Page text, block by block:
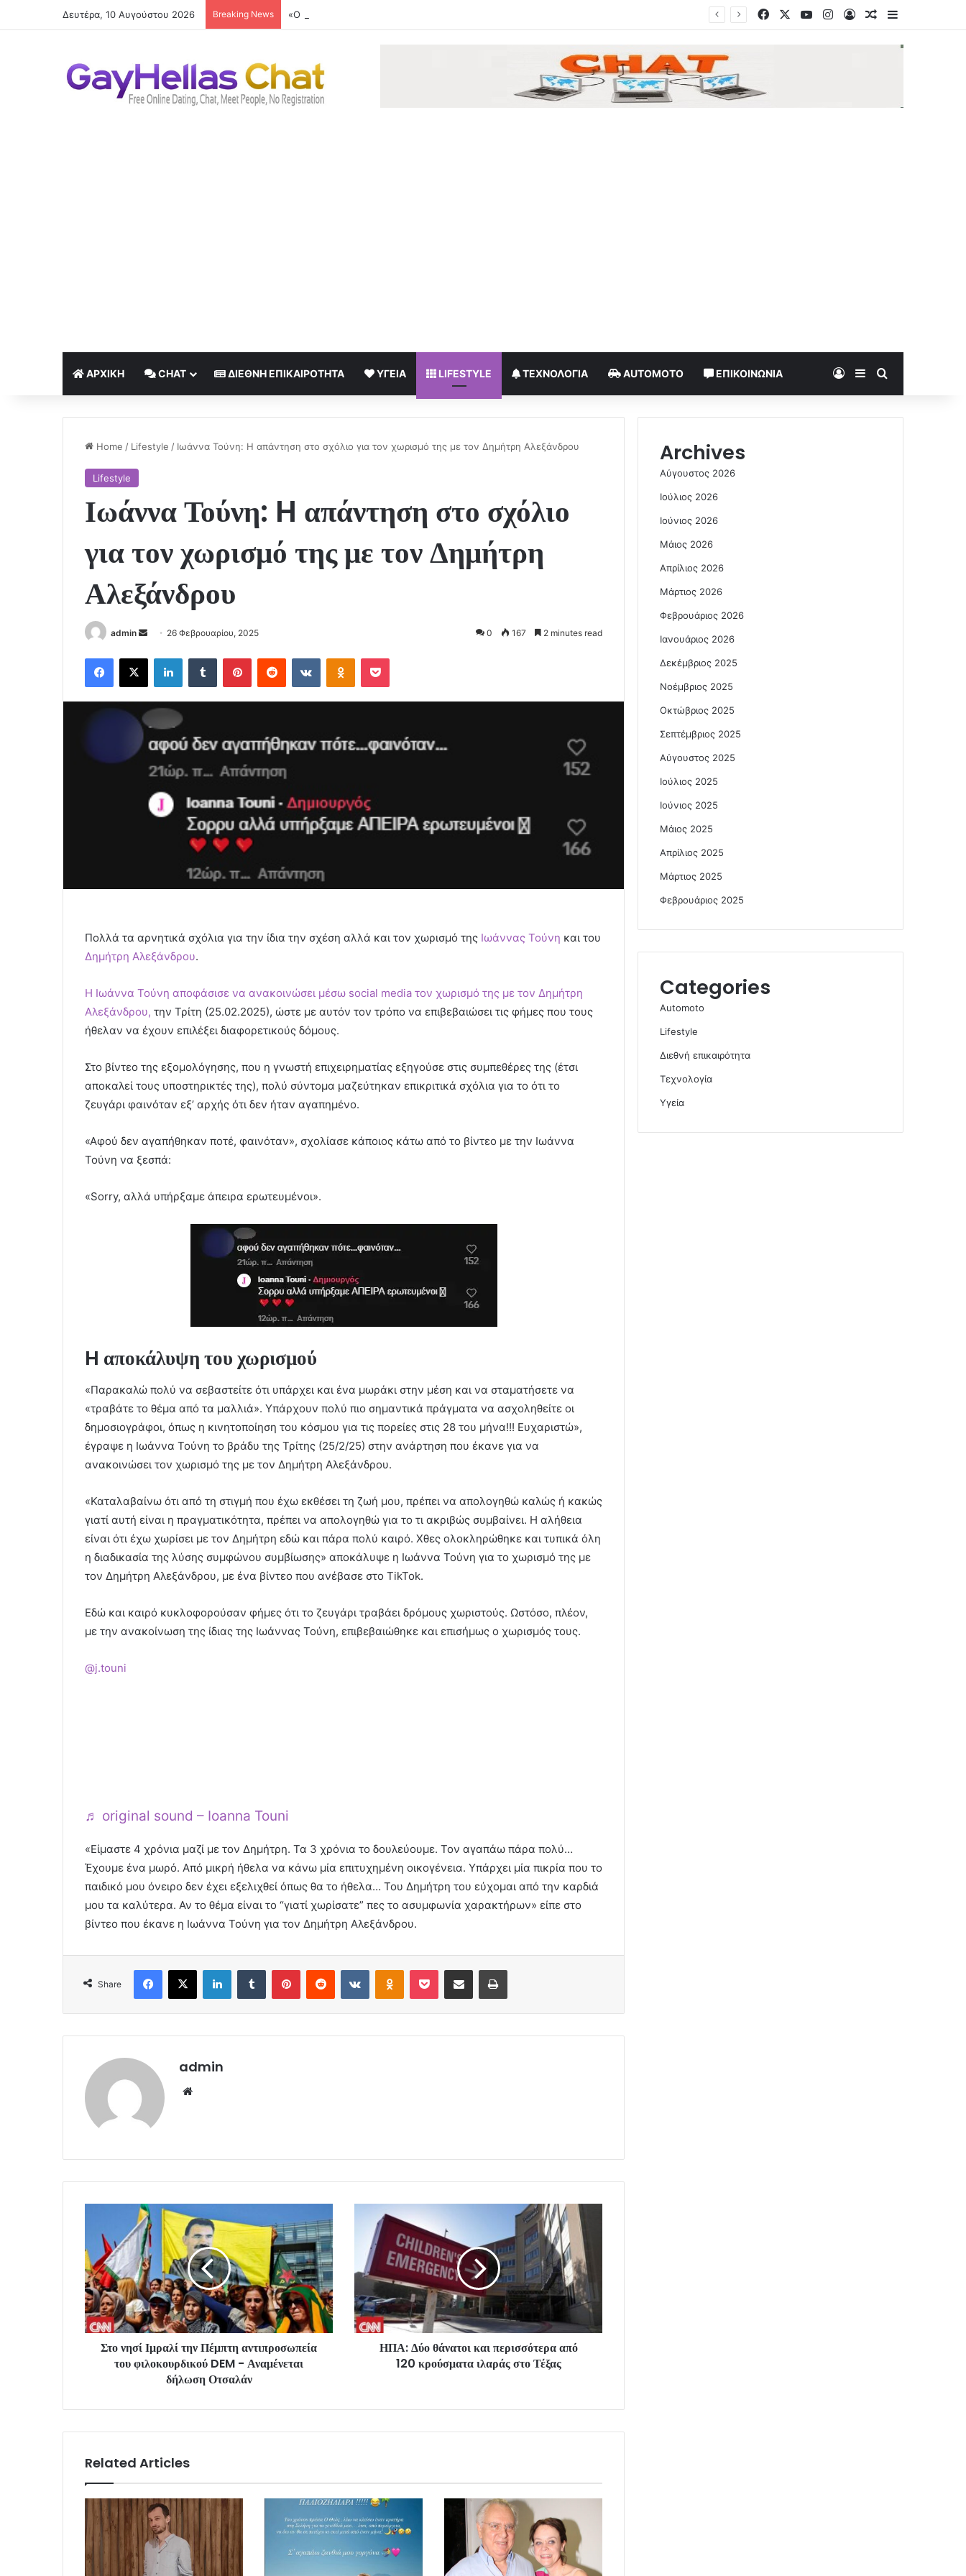
Δευτέρα, 10 Αυγούστου 2026 Breaking News «Ο Μάρκος Σεφερλής είναι περήφανος για μένα που είμαι εργατικός» FacebookYouTubeInstagram
Log InRandom Article
Sidebar
ΑΡΧΙΚΉ CHAT ΔΙΕΘΝΉ ΕΠΙΚΑΙΡΌΤΗΤΑ ΥΓΕΊΑ LIFESTYLE ΤΕΧΝΟΛΟΓΊΑ AUTOMOTO ΕΠΙΚΟΙΝΩΝΊΑ Log InSidebar
Home / Lifestyle / Ιωάννα Τούνη: H απάντηση στο σχόλιο για τον χωρισμό της με τον Δημήτρη Αλεξάνδρου
Lifestyle
Ιωάννα Τούνη: H απάντηση στο σχόλιο
για τον χωρισμό της με τον Δημήτρη
Αλεξάνδρου
admin
Send
email
26 Φεβρουαρίου, 2025 0 167 2 minutes read
Facebook
X LinkedInTumblr PinterestReddit VKontakteOdnoklassniki
Pocket
Πολλά τα αρνητικά σχόλια για την ίδια την σχέση αλλά και τον χωρισμό της Ιωάννας Τούνη και του
Δημήτρη Αλεξάνδρου.
Η Ιωάννα Τούνη αποφάσισε να ανακοινώσει μέσω social media τον χωρισμό της με τον Δημήτρη
Αλεξάνδρου, την Τρίτη (25.02.2025), ώστε με αυτόν τον τρόπο να επιβεβαιώσει τις φήμες που τους
ήθελαν να έχουν επιλέξει διαφορετικούς δόμους.
Στο βίντεο της εξομολόγησης, που η γνωστή επιχειρηματίας εξηγούσε στις συμπεθέρες της (έτσι
αποκαλεί τους υποστηρικτές της), πολύ σύντομα μαζεύτηκαν επικριτικά σχόλια για το ότι το
ζευγάρι φαινόταν εξ’ αρχής ότι δεν ήταν αγαπημένο.
«Αφού δεν αγαπήθηκαν ποτέ, φαινόταν», σχολίασε κάποιος κάτω από το βίντεο με την Ιωάννα
Τούνη να ξεσπά:
«Sorry, αλλά υπήρξαμε άπειρα ερωτευμένοι».
H αποκάλυψη του χωρισμού
«Παρακαλώ πολύ να σεβαστείτε ότι υπάρχει και ένα μωράκι στην μέση και να σταματήσετε να
«τραβάτε το θέμα από τα μαλλιά». Υπάρχουν πολύ πιο σημαντικά πράγματα να ασχοληθείτε οι
δημοσιογράφοι, όπως η κινητοποίηση του κόσμου για τις πορείες στις 28 του μήνα!!! Ευχαριστώ»,
έγραψε η Ιωάννα Τούνη το βράδυ της Τρίτης (25/2/25) στην ανάρτηση που έκανε για να
ανακοινώσει τον χωρισμό της με τον Δημήτρη Αλεξάνδρου.
«Καταλαβαίνω ότι από τη στιγμή που έχω εκθέσει τη ζωή μου, πρέπει να απολογηθώ καλώς ή κακώς
γιατί αυτή είναι η πραγματικότητα, πρέπει να απολογηθώ για το τι ακριβώς συμβαίνει. Η αλήθεια
είναι ότι έχω χωρίσει με τον Δημήτρη εδώ και πάρα πολύ καιρό. Χθες ολοκληρώθηκε και τυπικά όλη
η διαδικασία της λύσης συμφώνου συμβίωσης» αποκάλυψε η Ιωάννα Τούνη για το χωρισμό της με
τον Δημήτρη Αλεξάνδρου, με ένα βίντεο που ανέβασε στο TikTok.
Εδώ και καιρό κυκλοφορούσαν φήμες ότι το ζευγάρι τραβάει δρόμους χωριστούς. Ωστόσο, πλέον,
με την ανακοίνωση της ίδιας της Ιωάννας Τούνη, επιβεβαιώθηκε και επισήμως ο χωρισμός τους.
@j.touni
♬ original sound – Ioanna Touni
«Είμαστε 4 χρόνια μαζί με τον Δημήτρη. Τα 3 χρόνια το δουλεύουμε. Τον αγαπάω πάρα πολύ…
Έχουμε ένα μωρό. Από μικρή ήθελα να κάνω μία επιτυχημένη οικογένεια. Υπάρχει μία πικρία που το
παιδικό μου όνειρο δεν έχει εξελιχθεί όπως θα το ήθελα… Του Δημήτρη του εύχομαι από την καρδιά
μου τα καλύτερα. Αν το θέμα είναι το “γιατί χωρίσατε” πες το ασυμφωνία χαρακτήρων» είπε στο
βίντεο που έκανε η Ιωάννα Τούνη για τον Δημήτρη Αλεξάνδρου.
Share
Facebook
X LinkedInTumblr PinterestReddit VKontakteOdnoklassniki
Pocket Share via Email Print
admin
Στο νησί Ιμραλί την Πέμπτη αντιπροσωπεία
του φιλοκουρδικού DEM - Αναμένεται
δήλωση Οτσαλάν
ΗΠΑ: Δύο θάνατοι και περισσότερα από
120 κρούσματα ιλαράς στο Τέξας
Related Articles
Archives
Αύγουστος 2026
Ιούλιος 2026
Ιούνιος 2026
Μάιος 2026
Απρίλιος 2026
Μάρτιος 2026
Φεβρουάριος 2026
Ιανουάριος 2026
Δεκέμβριος 2025
Νοέμβριος 2025
Οκτώβριος 2025
Σεπτέμβριος 2025
Αύγουστος 2025
Ιούλιος 2025
Ιούνιος 2025
Μάιος 2025
Απρίλιος 2025
Μάρτιος 2025
Φεβρουάριος 2025
Categories
Automoto
Lifestyle
Διεθνή επικαιρότητα
Τεχνολογία
Υγεία